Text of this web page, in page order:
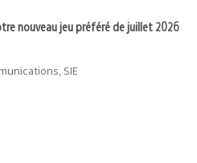
nouveau jeu préféré de juillet 2026
SIE